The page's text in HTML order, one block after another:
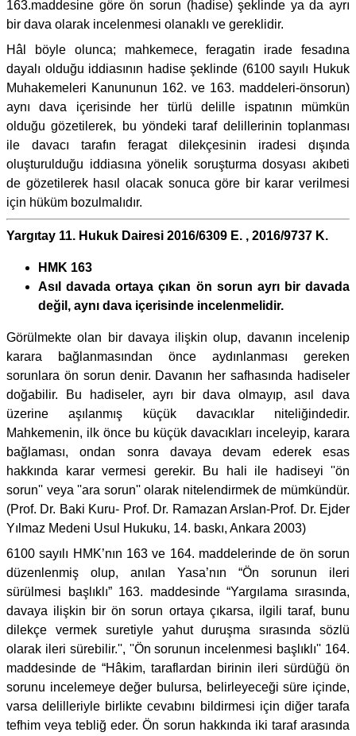
163.maddesine göre ön sorun (hadise) şeklinde ya da ayrı
bir dava olarak incelenmesi olanaklı ve gereklidir.
Hâl böyle olunca; mahkemece, feragatin irade fesadına
dayalı olduğu iddiasının hadise şeklinde (6100 sayılı Hukuk
Muhakemeleri Kanununun 162. ve 163. maddeleri-önsorun)
aynı dava içerisinde her türlü delille ispatının mümkün
olduğu gözetilerek, bu yöndeki taraf delillerinin toplanması
ile davacı tarafın feragat dilekçesinin iradesi dışında
oluşturulduğu iddiasına yönelik soruşturma dosyası akıbeti
de gözetilerek hasıl olacak sonuca göre bir karar verilmesi
için hüküm bozulmalıdır.
Yargıtay 11. Hukuk Dairesi 2016/6309 E. , 2016/9737 K.
HMK 163
Asıl davada ortaya çıkan ön sorun ayrı bir davada
değil, aynı dava içerisinde incelenmelidir.
Görülmekte olan bir davaya ilişkin olup, davanın incelenip
karara bağlanmasından önce aydınlanması gereken
sorunlara ön sorun denir. Davanın her safhasında hadiseler
doğabilir. Bu hadiseler, ayrı bir dava olmayıp, asıl dava
üzerine aşılanmış küçük davacıklar niteliğindedir.
Mahkemenin, ilk önce bu küçük davacıkları inceleyip, karara
bağlaması, ondan sonra davaya devam ederek esas
hakkında karar vermesi gerekir. Bu hali ile hadiseyi ''ön
sorun'' veya ''ara sorun'' olarak nitelendirmek de mümkündür.
(Prof. Dr. Baki Kuru- Prof. Dr. Ramazan Arslan-Prof. Dr. Ejder
Yılmaz Medeni Usul Hukuku, 14. baskı, Ankara 2003)
6100 sayılı HMK’nın 163 ve 164. maddelerinde de ön sorun
düzenlenmiş olup, anılan Yasa’nın “Ön sorunun ileri
sürülmesi başlıklı” 163. maddesinde “Yargılama sırasında,
davaya ilişkin bir ön sorun ortaya çıkarsa, ilgili taraf, bunu
dilekçe vermek suretiyle yahut duruşma sırasında sözlü
olarak ileri sürebilir.'', ''Ön sorunun incelenmesi başlıklı'' 164.
maddesinde de “Hâkim, taraflardan birinin ileri sürdüğü ön
sorunu incelemeye değer bulursa, belirleyeceği süre içinde,
varsa delilleriyle birlikte cevabını bildirmesi için diğer tarafa
tefhim veya tebliğ eder. Ön sorun hakkında iki taraf arasında